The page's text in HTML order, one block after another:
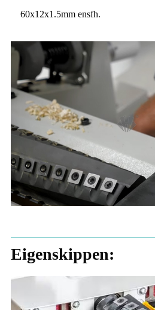
60x12x1.5mm ensfh.
Eigenskippen: